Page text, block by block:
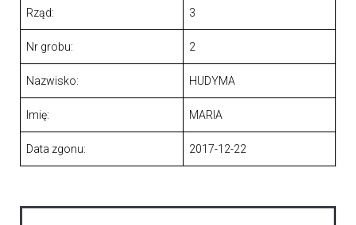
Rząd: 3
Nr grobu: 2
Nazwisko: HUDYMA
Imię: MARIA
Data zgonu: 2017-12-22